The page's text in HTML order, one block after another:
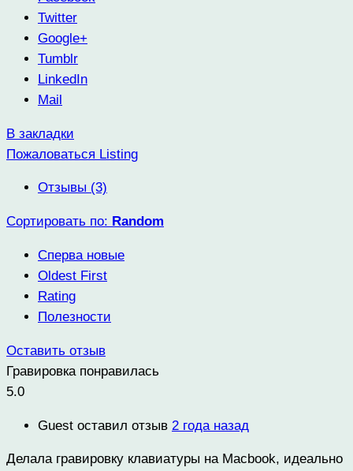
Twitter
Google+
Tumblr
LinkedIn
Mail
В закладки
Пожаловаться Listing
Отзывы (3)
Сортировать по: Random
Сперва новые
Oldest First
Rating
Полезности
Оставить отзыв
Гравировка понравилась
5.0
Guest оставил отзыв 2 года назад
Делала гравировку клавиатуры на Macbook, идеально